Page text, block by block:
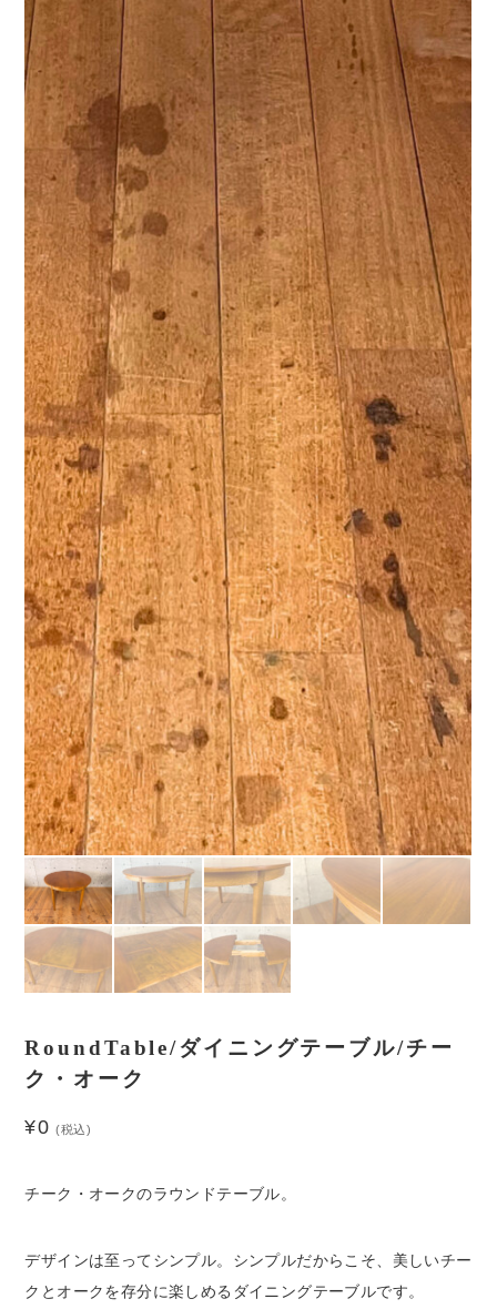
RoundTable/ダイニングテーブル/チー
ク・オーク
¥0 (税込)
チーク・オークのラウンドテーブル。
デザインは至ってシンプル。シンプルだからこそ、美しいチー
クとオークを存分に楽しめるダイニングテーブルです。